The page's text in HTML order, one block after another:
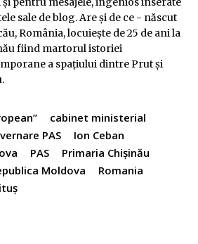
sale de blog. Are și de ce - născut
România, locuiește de 25 de ani la
fiind martorul istoriei
a spațiului dintre Prut și
cabinet ministerial
PAS
Ion Ceban
PAS
Primaria Chișinău
Moldova
Romania